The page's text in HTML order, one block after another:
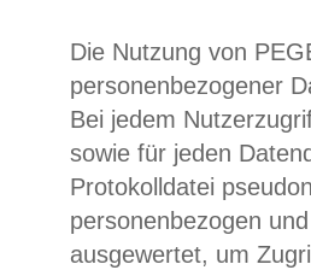
Die Nutzung von
personenbezogener
Bei jedem
sowie für jeden
Protokolldatei
personenbezogen
ausgewertet, um